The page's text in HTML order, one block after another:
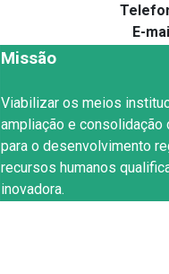
E-
Missão
Viabilizar os meios
ampliação e consolidação
para o desenvolvimento
recursos humanos
inovadora.